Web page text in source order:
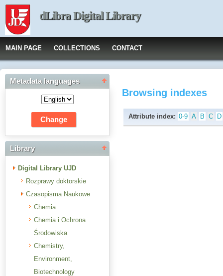
dLibra Digital Library
MAIN PAGE COLLECTIONS CONTACT
Metadata languages
Library
Digital Library UJD
Rozprawy doktorskie
Czasopisma Naukowe
Chemia
Chemia i Ochrona
Środowiska
Chemistry,
Environment,
Biotechnology
Browsing indexes
Attribute index: 0-9 A B C D